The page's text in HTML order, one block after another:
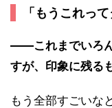
「もうこれっ
――これまでいろ
すが、印象に残る
もう全部すごいな